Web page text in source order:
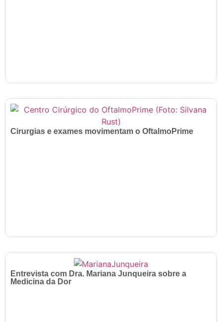
Cirurgias e exames movimentam o OftalmoPrime
Entrevista com Dra. Mariana Junqueira sobre a
Medicina da Dor